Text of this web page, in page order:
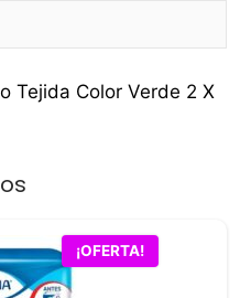
Tejida Color Verde 2 X
¡OFERTA!